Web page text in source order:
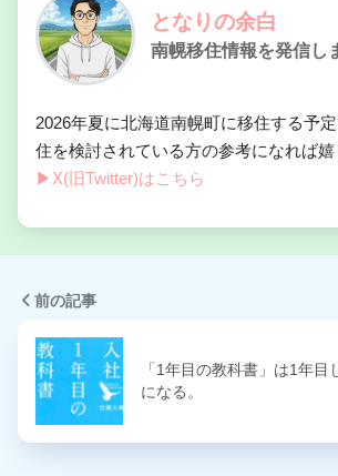
となりの余白
南幌移住情報を発信し
2026年夏に北海道南幌町に移住する予
住を検討されている方の参考になれば嬉
▶︎X(旧Twitter)はこちら
前の記事
「1年目の教科書」は1年目
になる。